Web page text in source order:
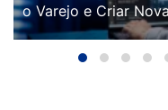
o Varejo e Criar